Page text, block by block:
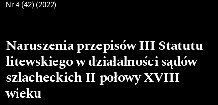
Nr 4 (42) (2022)
Naruszenia przepisów III Statutu
litewskiego w działalności sądów
szlacheckich II połowy XVIII
wieku